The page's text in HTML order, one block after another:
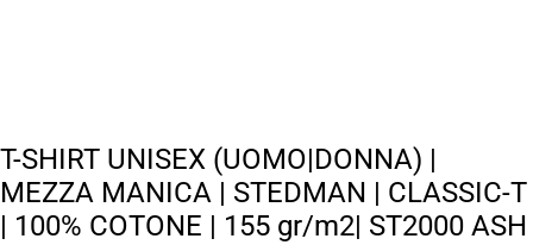
T-SHIRT UNISEX (UOMO|DONNA) |
MEZZA MANICA | STEDMAN | CLASSIC-T
| 100% COTONE | 155 gr/m2| ST2000 ASH